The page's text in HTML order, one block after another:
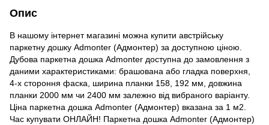
Опис
В нашому інтернет магазині можна купити австрійську
паркетну дошку Admonter (Адмонтер) за доступною ціною.
Дубова паркетна дошка Admonter доступна до замовлення з
даними характеристиками: брашована або гладка поверхня,
4-х стороння фаска, ширина планки 158, 192 мм, довжина
планки 2000 мм чи 2400 мм залежно від вибраного варіанту.
Ціна паркетна дошка Admonter (Адмонтер) вказана за 1 м2.
Час купувати ОНЛАЙН! Паркетна дошка Admonter (Адмонтер)